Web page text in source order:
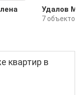
Удалов
7 объектов
квартир в